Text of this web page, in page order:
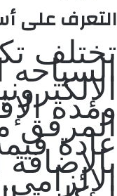
التعرف على
تختلف
السياحه
ومدة
المرفق
عادة